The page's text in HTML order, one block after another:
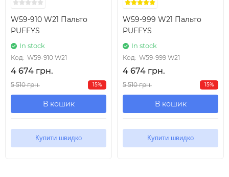
W59-910 W21 Пальто
PUFFYS
In stock
Код: W59-910 W21
4 674 грн.
5 510 грн. 15%
В кошик
Купити швидко
W59-999 W21 Пальто
PUFFYS
In stock
Код: W59-999 W21
4 674 грн.
5 510 грн. 15%
В кошик
Купити швидко